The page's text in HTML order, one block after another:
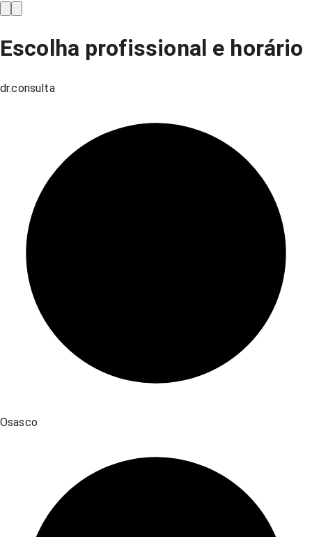
Escolha profissional e horário
dr.consulta
Osasco